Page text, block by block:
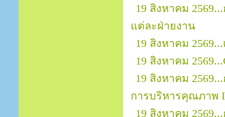
19 สิงหาคม
แต่ละฝ่ายงาน
19 สิงหาคม
19 สิงหาคม
19 สิงหาคม
การบริหารคุณภาพ
19 สิงหาคม